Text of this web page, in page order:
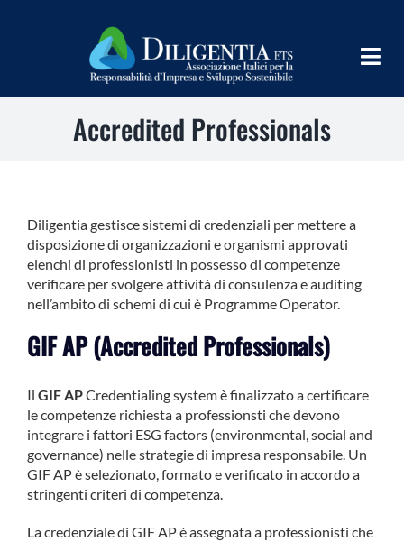
TEAMS
IMPLEMENT
LEARN
COMMUNITY
LOGIN
Accredited Professionals
Diligentia gestisce sistemi di credenziali per mettere a
disposizione di organizzazioni e organismi approvati
elenchi di professionisti in possesso di competenze
verificare per svolgere attività di consulenza e auditing
nell’ambito di schemi di cui è Programme Operator.
GIF AP (Accredited Professionals)
Il GIF APCredentialing system è finalizzato a certificare
le competenze richiesta a professionsti che devono
integrare i fattori ESG factors (environmental, social and
governance) nelle strategie di impresa responsabile. Un
GIF AP è selezionato, formato e verificato in accordo a
stringenti criteri di competenza.
La credenziale di GIF AP è assegnata a professionisti che